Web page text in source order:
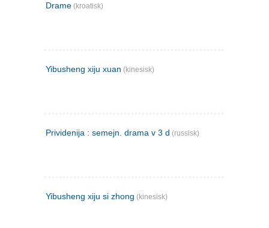
Drame (kroatisk)
Yibusheng xiju xuan (kinesisk)
Prividenija : semejn. drama v 3 d (russisk)
Yibusheng xiju si zhong (kinesisk)